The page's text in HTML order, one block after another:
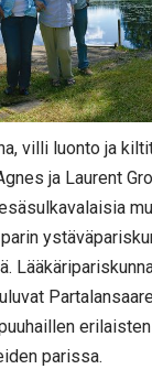
villi luonto ja
ja Laurent
erilaisten
parissa.